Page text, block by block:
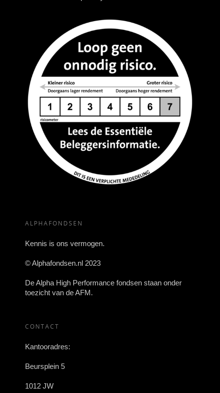
ALPHAFONDSEN
Kennis is ons vermogen.
© Alphafondsen.nl 2023
De Alpha High Performance fondsen staan onder
toezicht van de AFM.
CONTACT
Kantooradres:
Beursplein 5
1012 JW